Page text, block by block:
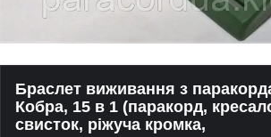
Браслет виживання з
Кобра, 15 в 1 (паракорд,
свисток, ріжуча кромка,